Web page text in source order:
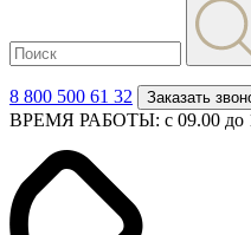
8 800 500 61 32 Заказать
ВРЕМЯ РАБОТЫ: с 09.00 до